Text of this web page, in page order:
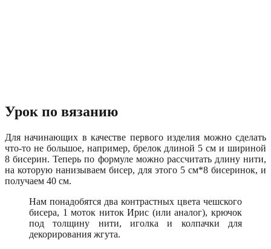
Урок по вязанию
Для начинающих в качестве первого изделия можно сделать
что-то не большое, например, брелок длиной 5 см и шириной
8 бисерин. Теперь по формуле можно рассчитать длину нити,
на которую нанизываем бисер, для этого 5 см*8 бисеринок, и
получаем 40 см.
Нам понадобятся два контрастных цвета чешского
бисера, 1 моток ниток Ирис (или аналог), крючок
под толщину нити, иголка и колпачки для
декорирования жгута.